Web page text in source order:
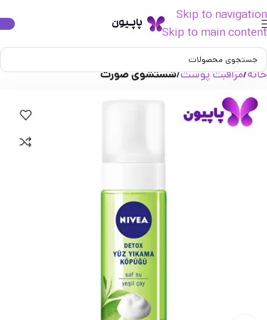
Skip to navigation
Skip to main content
خانه مراقبت پوست شستشوی صورت